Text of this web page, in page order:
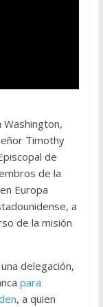
Washington,
Timothy
de
de la
Europa
a
de la misión
delegación,
para
, a quien